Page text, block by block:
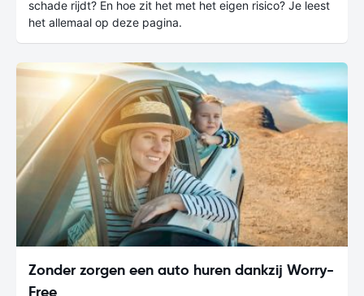
schade rijdt? En hoe zit het met het eigen risico? Je leest
het allemaal op deze pagina.
Zonder zorgen een auto huren dankzij Worry-
Free